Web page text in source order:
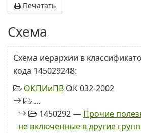
Печатать
Схема
Схема иерархии в
кода 145029248:
ОКПИиПВ ОК 032-2002
...
1450292 — Прочие
не включенные в другие